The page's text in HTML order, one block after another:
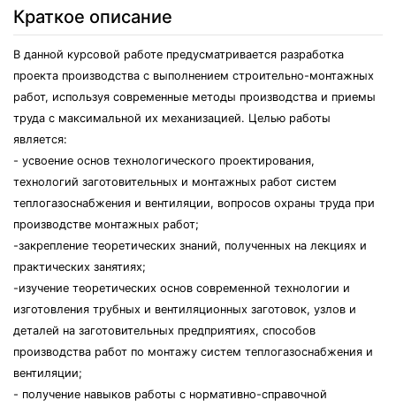
Краткое описание
В данной курсовой работе предусматривается разработка
проекта производства с выполнением строительно-монтажных
работ, используя современные методы производства и приемы
труда с максимальной их механизацией. Целью работы
является:
- усвоение основ технологического проектирования,
технологий заготовительных и монтажных работ систем
теплогазоснабжения и вентиляции, вопросов охраны труда при
производстве монтажных работ;
-закрепление теоретических знаний, полученных на лекциях и
практических занятиях;
-изучение теоретических основ современной технологии и
изготовления трубных и вентиляционных заготовок, узлов и
деталей на заготовительных предприятиях, способов
производства работ по монтажу систем теплогазоснабжения и
вентиляции;
- получение навыков работы с нормативно-справочной